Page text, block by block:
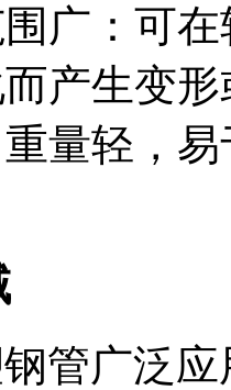
广‌：可
产生变
量轻，
管广泛